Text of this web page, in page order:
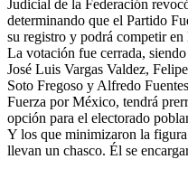
Judicial de la Federación
determinando que el Partido
su registro y podrá competir en
La votación fue cerrada,
José Luis Vargas Valdez,
Soto Fregoso y Alfredo
Fuerza por México, tendrá
opción para el electorado
Y los que minimizaron la
llevan un chasco. Él se